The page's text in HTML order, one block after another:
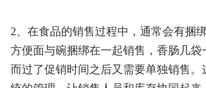
2、在食品的销售过程中，通常会有捆
方便面与碗捆绑在一起销售，香肠几袋
而过了促销时间之后又需要单独销售。